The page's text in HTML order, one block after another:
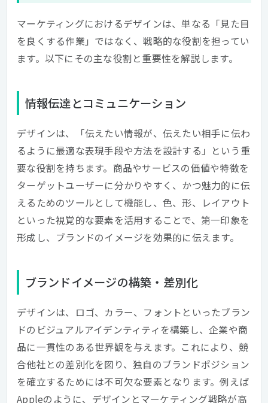
マーケティングにおけるデザインは、単なる「見た目
を良くする作業」ではなく、戦略的な役割を担ってい
ます。以下にその主な役割と重要性を解説します。
情報伝達とコミュニケーション
デザインは、「伝えたい情報が、伝えたい相手に伝わ
るように最適な表現手段や方法を設計する」という重
要な役割を持ちます。商品やサービスの価値や特徴を
ターゲットユーザーに分かりやすく、かつ魅力的に伝
えるためのツールとして機能し、色、形、レイアウト
といった視覚的な要素を活用することで、第一印象を
形成し、ブランドのイメージを効果的に伝えます。
ブランドイメージの構築・差別化
デザインは、ロゴ、カラー、フォントといったブラン
ドのビジュアルアイデンティティを構築し、企業や商
品に一貫性のある世界観を与えます。これにより、競
合他社との差別化を図り、独自のブランドポジション
を確立するためには不可欠な要素となります。例えば
Appleのように、デザインとマーケティング戦略が高